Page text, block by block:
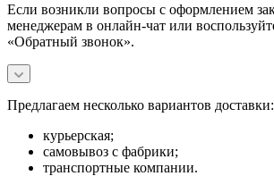
Если возникли вопросы с оформлением
менеджерам в онлайн-чат или
«Обратный звонок».
Предлагаем несколько вариантов доставки:
курьерская;
самовывоз с фабрики;
транспортные компании.